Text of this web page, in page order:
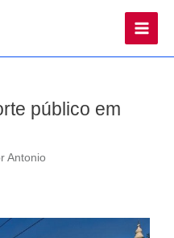
Main
público em
Antonio